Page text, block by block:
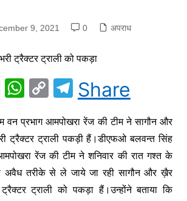
9, 2021 0 अपराध
E
ai
l
W
at
s
A
p
C
p
y
Li
n
T
el
e
gr
a
m
Share
वन प्रभाग आमपोखरा रेंज की टीम ने सागौन और
ट्रैक्टर ट्राली पकड़ी हैं।डीएफओ बलवन्त सिंह
रेंज की टीम ने शनिवार की रात गश्त के
अवैध तरीके से ले जाये जा रही सागौन और ख़ैर
ट्राली को पकड़ा हैं।उन्होंने बताया कि